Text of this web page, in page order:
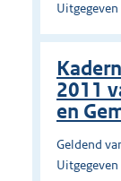
2011
en
Geldend